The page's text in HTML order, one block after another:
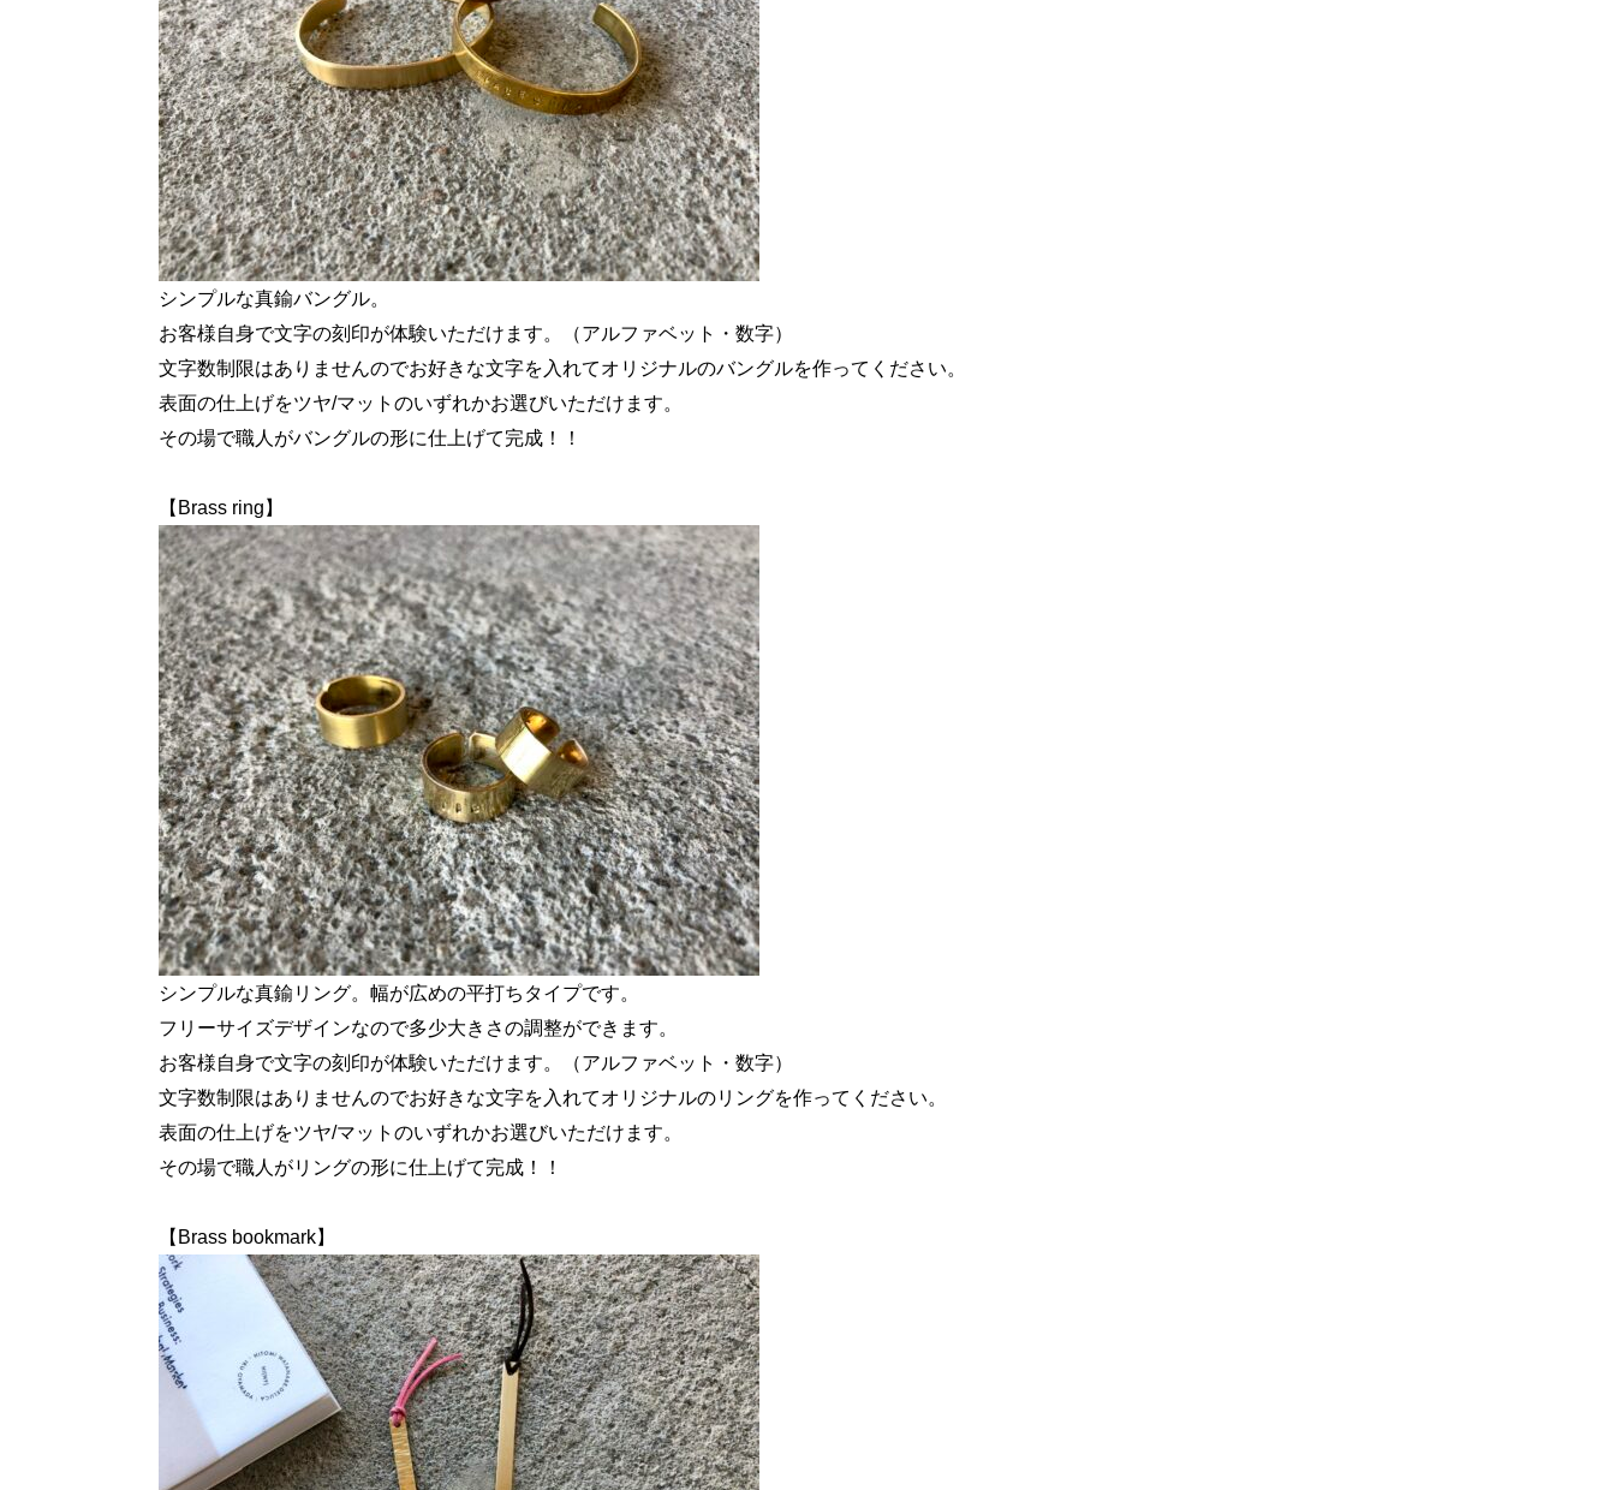
シンプルな真鍮バングル。
お客様自身で文字の刻印が体験いただけます。（アルファベット・数字）
文字数制限はありませんのでお好きな文字を入れてオリジナルのバングルを作ってください。
表面の仕上げをツヤ/マットのいずれかお選びいただけます。
その場で職人がバングルの形に仕上げて完成！！
【Brass ring】
シンプルな真鍮リング。幅が広めの平打ちタイプです。
フリーサイズデザインなので多少大きさの調整ができます。
お客様自身で文字の刻印が体験いただけます。（アルファベット・数字）
文字数制限はありませんのでお好きな文字を入れてオリジナルのリングを作ってください。
表面の仕上げをツヤ/マットのいずれかお選びいただけます。
その場で職人がリングの形に仕上げて完成！！
【Brass bookmark】